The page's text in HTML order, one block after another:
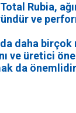
Rubia,
ve
daha
ve üretici
da